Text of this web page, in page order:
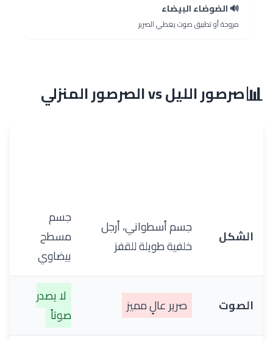
🔊 الضوضاء البيضاء
مروحة أو تطبيق صوت يغطي الصرير
📊صرصور الليل vs الصرصور المنزلي
الشكل
جسم أسطواني، أرجل
خلفية طويلة للقفز
جسم
مسطح
بيضاوي
الصوت صرير عالٍ مميز
لا يصدر
صوتاً